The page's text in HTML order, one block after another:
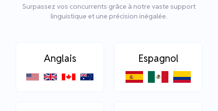
Surpassez vos concurrents grâce à notre vaste support
linguistique et une précision inégalée.
Anglais Espagnol